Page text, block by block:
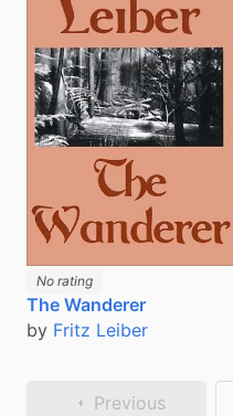
No rating
The Wanderer
by Fritz Leiber
Previous